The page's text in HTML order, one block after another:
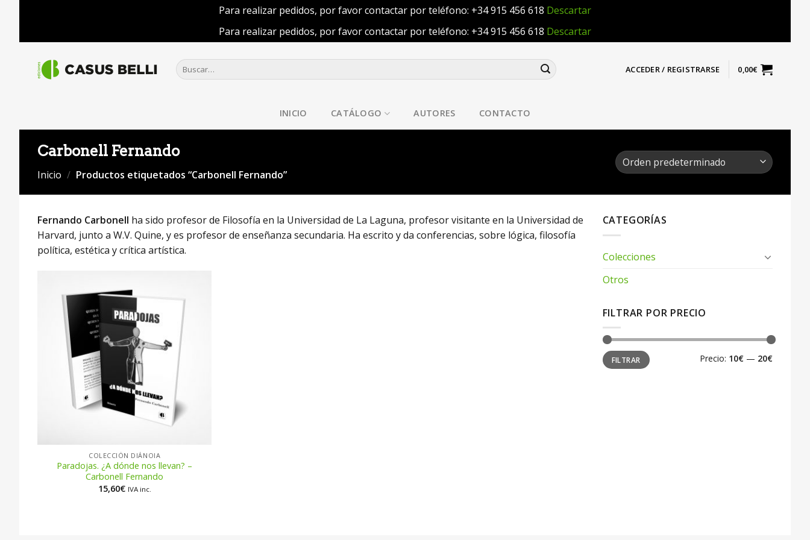
Para realizar pedidos, por favor contactar por teléfono: +34 915 456 618 Descartar
Para realizar pedidos, por favor contactar por teléfono: +34 915 456 618 Descartar
contenido
Buscar
por:
ACCEDER / REGISTRARSE 0,00€
INICIO CATÁLOGO AUTORES CONTACTO
Carbonell Fernando
Inicio / Productos etiquetados “Carbonell Fernando”
Fernando Carbonell ha sido profesor de Filosofía en la Universidad de La Laguna, profesor visitante en la Universidad de
Harvard, junto a W.V. Quine, y es profesor de enseñanza secundaria. Ha escrito y da conferencias, sobre lógica, filosofía
política, estética y crítica artística.
COLECCIÓN DIÁNOIA
Paradojas. ¿A dónde nos llevan? –
Carbonell Fernando
15,60€ IVA inc.
CATEGORÍAS
Colecciones
Otros
FILTRAR POR PRECIO
Precio
mínimo
Precio
máximo
FILTRAR Precio: 10€ — 20€